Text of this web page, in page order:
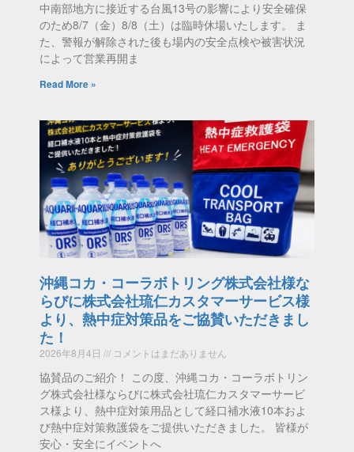
中南部地方に接近する台風13号の影響により安全確保
のため8/7（金）8/8（土）は臨時休場いたします。 ま
た、警報が解除された後も場内の安全点検や被害状況
によって営業再開ま
Read More »
沖縄コカ・コーラボトリング株式会社様な
らびに株式会社琉仁カスタマーサービス様
より、熱中症対策品をご協賛いただきまし
た！
2026年8月4日 コメントはまだありません
協賛品のご紹介！ この度、沖縄コカ・コーラボトリン
グ株式会社様ならびに株式会社琉仁カスタマーサービ
ス様より、熱中症対策用品として経口補水液10本およ
び熱中症対策救護袋をご提供いただきました。 皆様が
安心・安全にイベントへ